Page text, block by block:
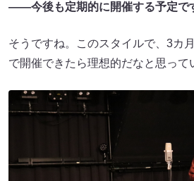
——今後も定期的に開催する予定で
そうですね。このスタイルで、3カ
で開催できたら理想的だなと思って